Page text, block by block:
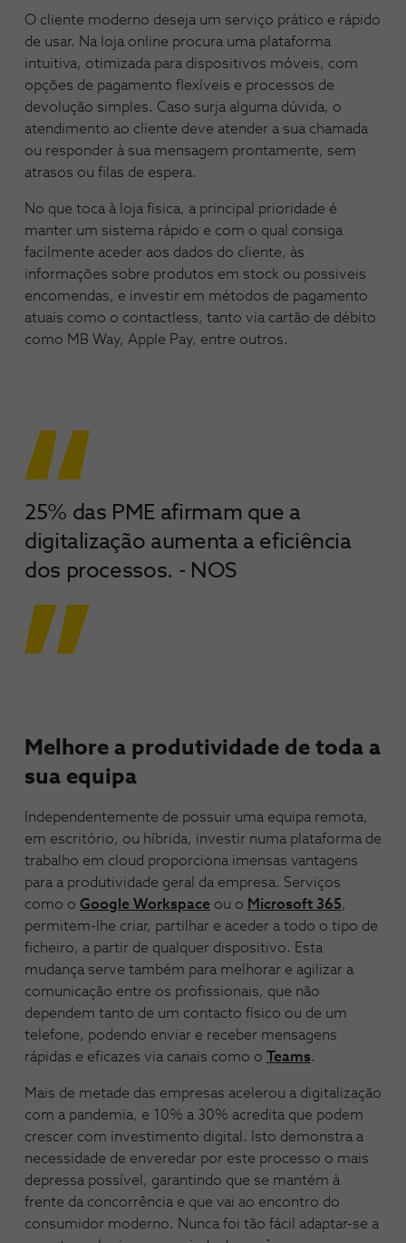
O cliente moderno deseja um serviço prático e rápido
de usar. Na loja online procura uma plataforma
intuitiva, otimizada para dispositivos móveis, com
opções de pagamento flexíveis e processos de
devolução simples. Caso surja alguma dúvida, o
atendimento ao cliente deve atender a sua chamada
ou responder à sua mensagem prontamente, sem
atrasos ou filas de espera.
No que toca à loja física, a principal prioridade é
manter um sistema rápido e com o qual consiga
facilmente aceder aos dados do cliente, às
informações sobre produtos em stock ou possiveis
encomendas, e investir em métodos de pagamento
atuais como o contactless, tanto via cartão de débito
como MB Way, Apple Pay, entre outros.
25% das PME afirmam que a
digitalização aumenta a eficiência
dos processos. - NOS
Melhore a produtividade de toda a
sua equipa
Independentemente de possuir uma equipa remota,
em escritório, ou híbrida, investir numa plataforma de
trabalho em cloud proporciona imensas vantagens
para a produtividade geral da empresa. Serviços
como o Google Workspace ou o Microsoft 365,
permitem-lhe criar, partilhar e aceder a todo o tipo de
ficheiro, a partir de qualquer dispositivo. Esta
mudança serve também para melhorar e agilizar a
comunicação entre os profissionais, que não
dependem tanto de um contacto físico ou de um
telefone, podendo enviar e receber mensagens
rápidas e eficazes via canais como o Teams.
Mais de metade das empresas acelerou a digitalização
com a pandemia, e 10% a 30% acredita que podem
crescer com investimento digital. Isto demonstra a
necessidade de enveredar por este processo o mais
depressa possível, garantindo que se mantém à
frente da concorrência e que vai ao encontro do
consumidor moderno. Nunca foi tão fácil adaptar-se a